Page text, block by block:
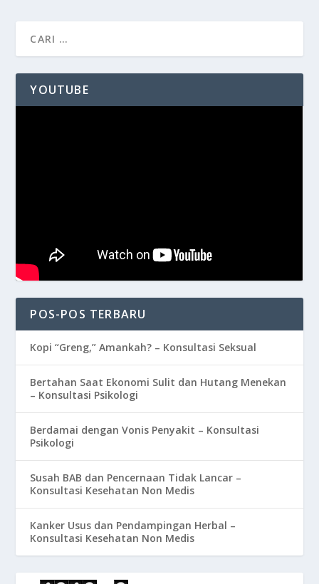
YOUTUBE
POS-POS TERBARU
Kopi “Greng,” Amankah? – Konsultasi Seksual
Bertahan Saat Ekonomi Sulit dan Hutang Menekan
– Konsultasi Psikologi
Berdamai dengan Vonis Penyakit – Konsultasi
Psikologi
Susah BAB dan Pencernaan Tidak Lancar –
Konsultasi Kesehatan Non Medis
Kanker Usus dan Pendampingan Herbal –
Konsultasi Kesehatan Non Medis